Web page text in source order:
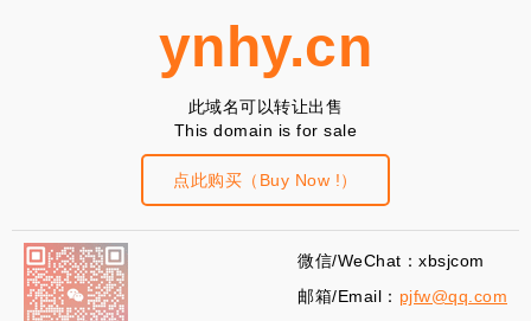
ynhy.cn
此域名可以转让出售
This domain is for sale
点此购买（Buy Now !）
微信/WeChat：xbsjcom
邮箱/Email： pjfw@qq.com